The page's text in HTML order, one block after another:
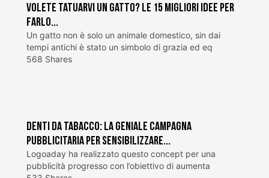
Volete tatuarvi un gatto? Le 15 migliori idee per
farlo...
Un gatto non è solo un animale domestico, sin dai
tempi antichi è stato un simbolo di grazia ed eq
568 Shares
Denti da tabacco: la geniale campagna
pubblicitaria per sensibilizzare...
Logoaday ha realizzato questo concept per una
pubblicità progresso con l’obiettivo di aumenta